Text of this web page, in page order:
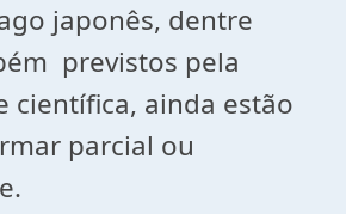
japonês, dentre
previstos pela
científica, ainda estão
parcial ou